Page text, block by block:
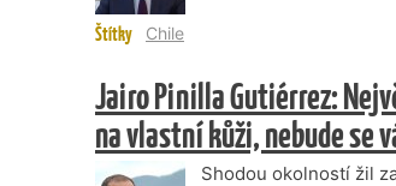
Štítky Chile
Jairo Pinilla Gutiérrez:
na vlastní kůži, nebude se
Shodou okolností žil